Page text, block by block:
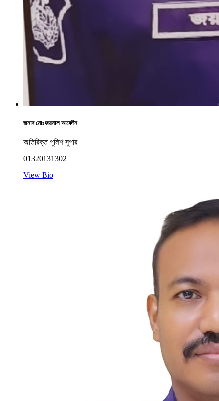
জনাব মোঃ জয়নাল আবেদীন
অতিরিক্ত পুলিশ সুপার
01320131302
View Bio